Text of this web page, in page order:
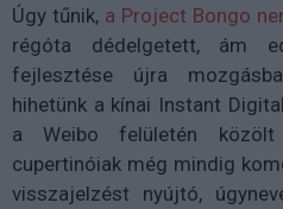
Úgy tűnik, a Project Bongo
régóta dédelgetett, ám
fejlesztése újra
hihetünk a kínai Instant
a Weibo felületén
cupertinóiak még mindig
visszajelzést nyújtó,